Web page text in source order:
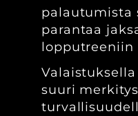
palautumista
parantaa
lopputreeniin
suuri